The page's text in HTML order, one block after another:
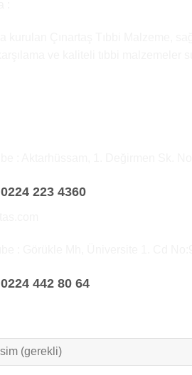
0224 223 4360
0224 442 80 64